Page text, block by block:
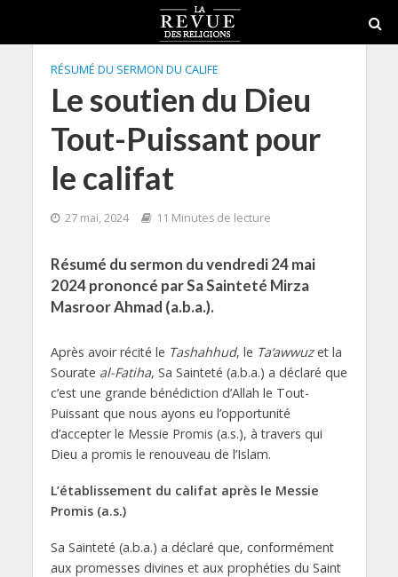
RÉSUMÉ DU SERMON DU CALIFE
Le soutien du Dieu
Tout-Puissant pour
le califat
27 mai, 2024 11 Minutes de lecture
Résumé du sermon du vendredi 24 mai
2024 prononcé par Sa Sainteté Mirza
Masroor Ahmad (a.b.a.).
Après avoir récité le Tashahhud, le Ta‘awwuzet la
Sourate al-Fatiha, Sa Sainteté (a.b.a.) a déclaré que
c’est une grande bénédiction d’Allah le Tout-
Puissant que nous ayons eu l’opportunité
d’accepter le Messie Promis (a.s.), à travers qui
Dieu a promis le renouveau de l’Islam.
L’établissement du califat après le Messie
Promis (a.s.)
Sa Sainteté (a.b.a.) a déclaré que, conformément
aux promesses divines et aux prophéties du Saint